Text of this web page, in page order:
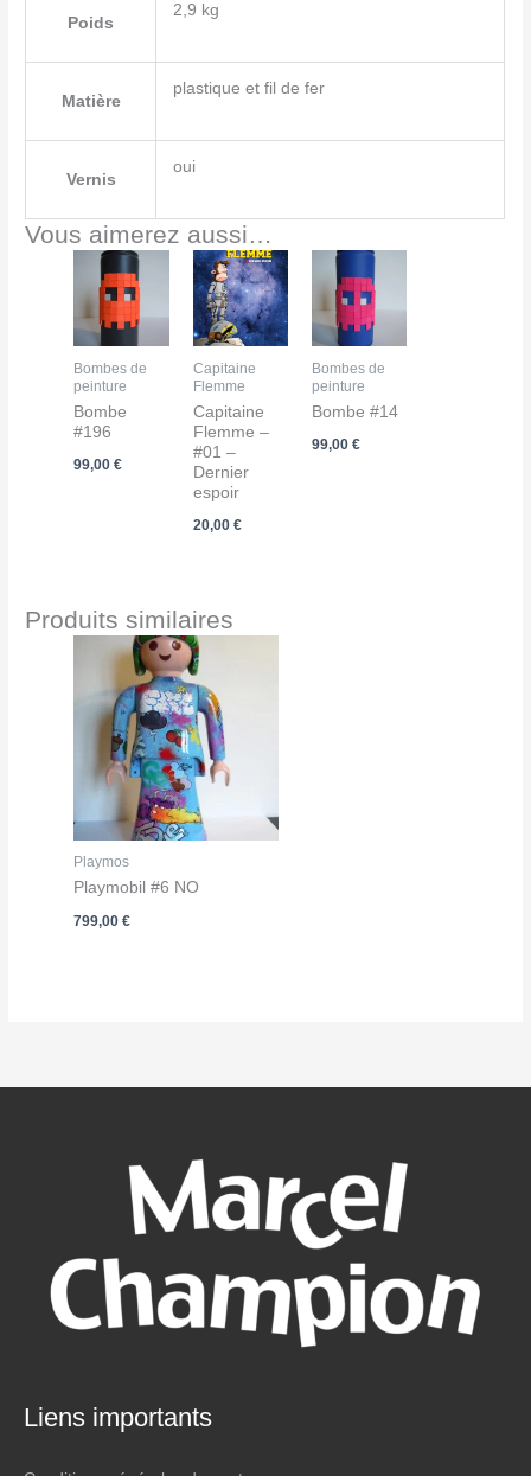
Poids
2,9 kg
Matière
plastique et fil de fer
Vernis
oui
Vous aimerez aussi…
Bombes de
peinture
Bombe
#196
99,00€
Capitaine
Flemme
Capitaine
Flemme –
#01 –
Dernier
espoir
20,00 €
Bombes de
peinture
Bombe #14
99,00 €
Produits similaires
Playmos
Playmobil #6 NO
799,00€
Liens importants